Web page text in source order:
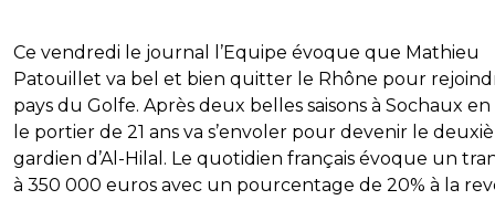
Ce vendredi le journal l’Equipe évoque que Mathieu
Patouillet va bel et bien quitter le Rhône pour
pays du Golfe. Après deux belles saisons à Sochaux
le portier de 21 ans va s’envoler pour devenir le
gardien d’Al-Hilal. Le quotidien français évoque un
à 350 000 euros avec un pourcentage de 20% à la